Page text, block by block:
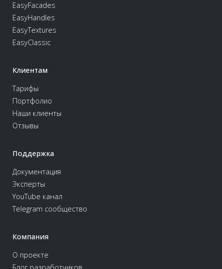
EasyFacades
EasyHandles
EasyTextures
EasyClassic
Клиентам
Тарифы
Портфолио
Наши клиенты
Отзывы
Поддержка
Документация
Эксперты
YouTube канал
Telegram сообщество
Компания
О проекте